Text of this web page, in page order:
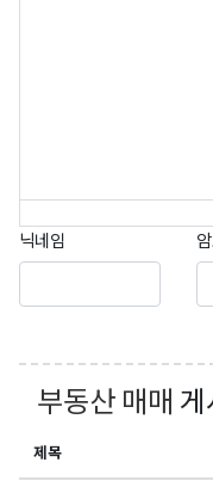
닉네임
부동산 매매
제목